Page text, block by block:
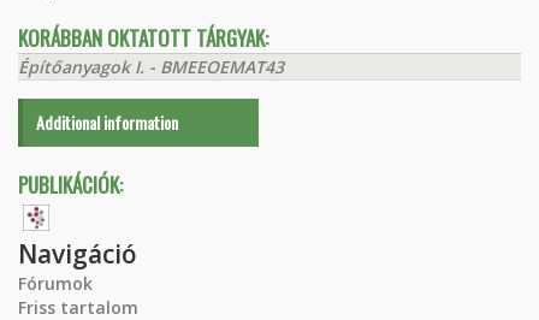
KORÁBBAN OKTATOTT TÁRGYAK:
Építőanyagok I. - BMEEOEMAT43
Additional information
PUBLIKÁCIÓK:
Navigáció
Fórumok
Friss tartalom